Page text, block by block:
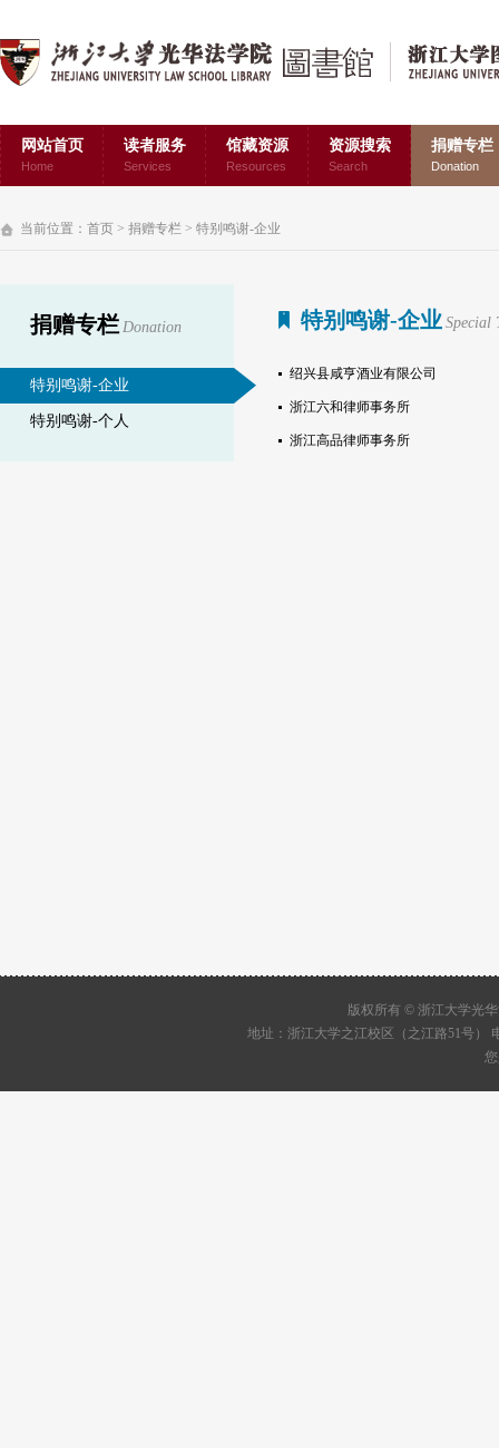
网站首页
Home
读者服务
Services
馆藏资源
Resources
资源搜索
Search
捐赠专栏
Donation
当前位置： 首页 > 捐赠专栏 > 特别鸣谢-企业
捐赠专栏 Donation
特别鸣谢-企业
特别鸣谢-个人
特别鸣谢-企业 Special
绍兴县咸亨酒业有限公司
浙江六和律师事务所
浙江高品律师事务所
版权所有 © 浙江大学光
地址：浙江大学之江校区（之江路51号）